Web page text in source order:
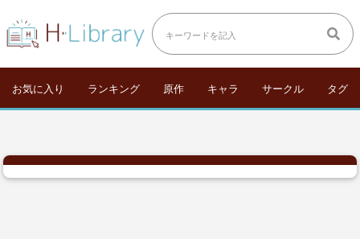
お気に入り ランキング 原作 キャラ サークル タグ